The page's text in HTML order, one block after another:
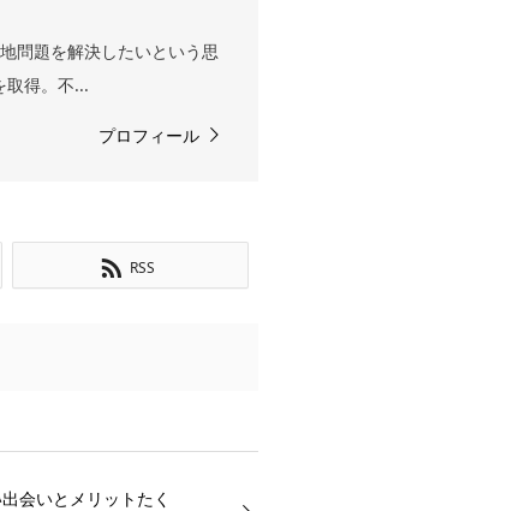
問題を解決したいという思
取得。不...
プロフィール
RSS
会いとメリットたく